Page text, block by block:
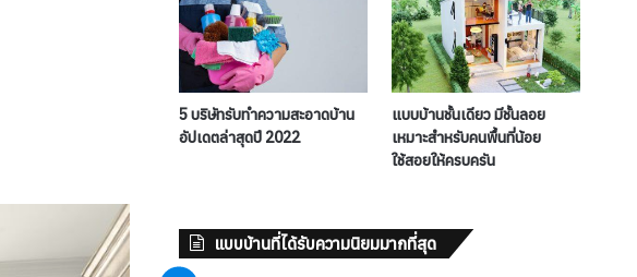
5 บริษัทรับทำความสะอาดบ้าน
อัปเดตล่าสุดปี 2022
แบบบ้านชั้นเดียว มีชั้นลอย
เหมาะสำหรับคนพื้นที่น้อย
ใช้สอยให้ครบครัน
แบบบ้านที่ได้รับความนิยมมากที่สุด